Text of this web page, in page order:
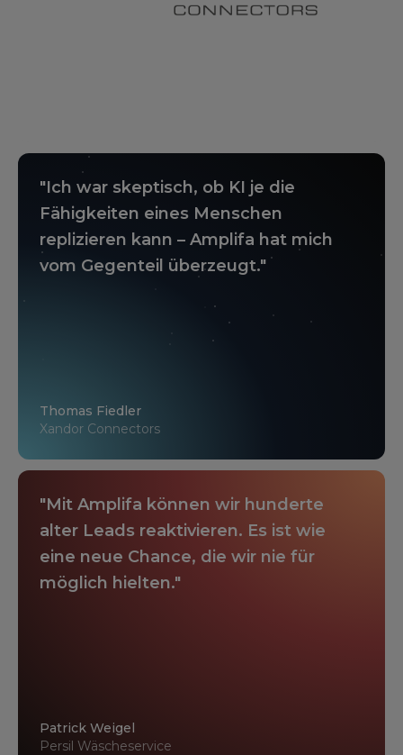
"Ich war skeptisch, ob KI je die
Fähigkeiten eines Menschen
replizieren kann – Amplifa hat mich
vom Gegenteil überzeugt."
Thomas Fiedler
Xandor Connectors
"Mit Amplifa können wir hunderte
alter Leads reaktivieren. Es ist wie
eine neue Chance, die wir nie für
möglich hielten."
Patrick Weigel
Persil Wäscheservice